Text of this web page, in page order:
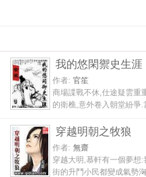
我的悠閑禦史生涯
作者: 官笙
商場諜戰不休,仕途疑雲重
的衛樵,意外卷入朝堂紛爭.
穿越明朝之牧狼
作者: 無齋
穿越大明,慕軒有一個夢想:
街的升鬥小民都變成氣勢